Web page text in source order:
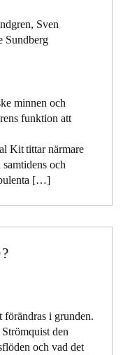
Sven
Sundberg
minnen och
funktion att
Kit tittar närmare
och
[…]
förändras i grunden.
den
och vad det